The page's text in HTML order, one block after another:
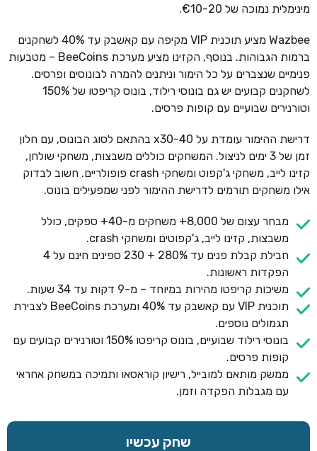
מינימלית נמוכה של €10-20.
Wazbee מציע תוכנית VIP מקיפה עם קאשבק עד 40% לשחקנים
ברמות הגבוהות. בנוסף, הקזינו מציע מערכת BeeCoins – מטבעות
פנימיים שנצברים על כל הימור וניתנים להמרה לבונוסים ופרסים.
לשחקנים קבועים יש גם בונוסי רילוד, בונוס קריפטו של 150%
וטורנירים שבועיים עם קופות פרסים.
דרישת ההימור עומדת על x30-40 בהתאם לסוג הבונוס, עם חלון
זמן של 3 ימים לניצול. המשחקים כוללים משבצות, משחקי שולחן,
קזינו לייב, משחקי ג'קפוט ומשחקי crash פופולריים. חשוב לבדוק
אילו משחקים תורמים לדרישת ההימור לפני שמפעילים בונוס.
מבחר עצום של 8,000+ משחקים מ-40+ ספקים, כולל
משבצות, קזינו לייב, ג'קפוטים ומשחקי crash.
חבילת קבלת פנים עד 280% + 230 ספינים חינם על 4
הפקדות ראשונות.
משיכות קריפטו מהירות במיוחד – מ-9 דקות עד 34 שעות.
תוכנית VIP עם קאשבק עד 40% ומערכת BeeCoins לצבירת
תגמולים נוספים.
בונוסי רילוד שבועיים, בונוס קריפטו 150% וטורנירים קבועים עם
קופות פרסים.
ממשק מותאם למובייל, רישיון קוראסאו ותמיכה במשחק אחראי
עם מגבלות הפקדה וזמן.
שחק עכשיו